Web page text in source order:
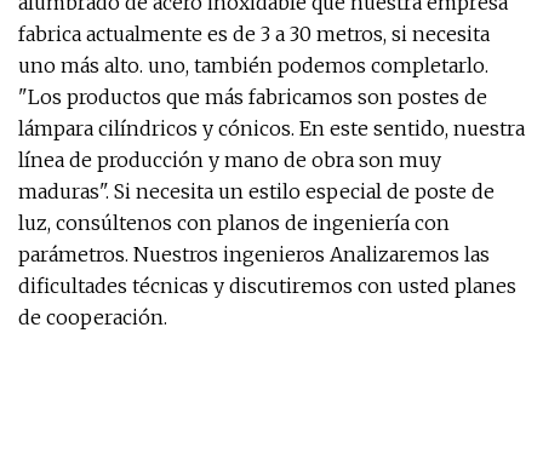
fabrica actualmente es de 3 a 30 metros, si necesita
uno más alto. uno, también podemos completarlo.
"Los productos que más fabricamos son postes de
lámpara cilíndricos y cónicos. En este sentido, nuestra
línea de producción y mano de obra son muy
maduras". Si necesita un estilo especial de poste de
luz, consúltenos con planos de ingeniería con
parámetros. Nuestros ingenieros Analizaremos las
dificultades técnicas y discutiremos con usted planes
de cooperación.